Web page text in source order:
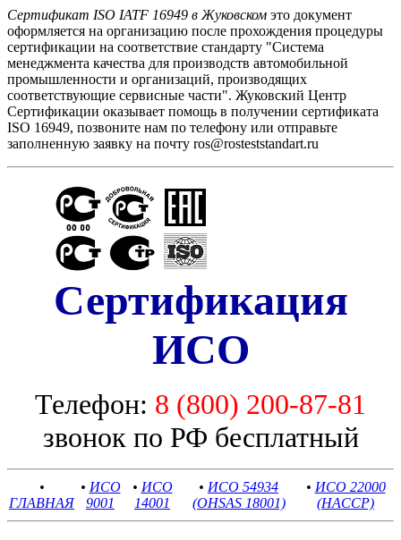
Сертификат ISO IATF 16949 в Жуковском это документ
оформляется на организацию после прохождения процедуры
сертификации на соответствие стандарту "Cистема
менеджмента качества для производств автомобильной
промышленности и организаций, производящих
соответствующие сервисные части". Жуковский Центр
Сертификации оказывает помощь в получении сертификата
ISO 16949, позвоните нам по телефону или отправьте
заполненную заявку на почту ros@rosteststandart.ru
Сертификация
ИСО
Телефон: 8 (800) 200-87-81
звонок по РФ бесплатный
•
ГЛАВНАЯ
• ИСО
9001
• ИСО
14001
• ИСО 54934
(OHSAS 18001)
• ИСО 22000
(HACCP)